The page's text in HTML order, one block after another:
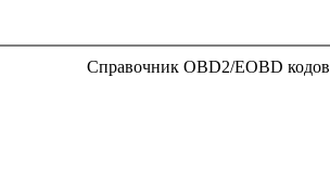
Справочник OBD2/EOBD кодов